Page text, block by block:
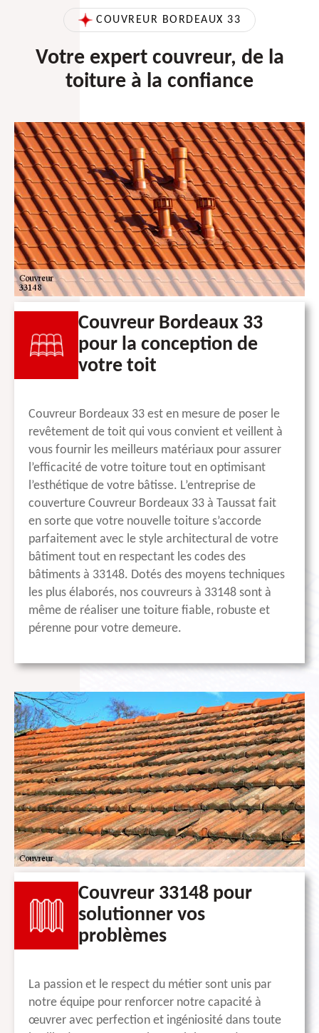
COUVREUR BORDEAUX 33
Votre expert couvreur, de la
toiture à la confiance
Couvreur Bordeaux 33
pour la conception de
votre toit
Couvreur Bordeaux 33 est en mesure de poser le
revêtement de toit qui vous convient et veillent à
vous fournir les meilleurs matériaux pour assurer
l’efficacité de votre toiture tout en optimisant
l’esthétique de votre bâtisse. L’entreprise de
couverture Couvreur Bordeaux 33 à Taussat fait
en sorte que votre nouvelle toiture s’accorde
parfaitement avec le style architectural de votre
bâtiment tout en respectant les codes des
bâtiments à 33148. Dotés des moyens techniques
les plus élaborés, nos couvreurs à 33148 sont à
même de réaliser une toiture fiable, robuste et
pérenne pour votre demeure.
Couvreur 33148 pour
solutionner vos
problèmes
La passion et le respect du métier sont unis par
notre équipe pour renforcer notre capacité à
œuvrer avec perfection et ingéniosité dans toute